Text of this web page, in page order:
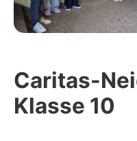
Caritas-
Klasse 10